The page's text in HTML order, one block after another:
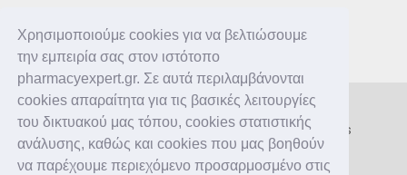
Χρησιμοποιούμε cookies για να βελτιώσουμε
την εμπειρία σας στον ιστότοπο
pharmacyexpert.gr. Σε αυτά περιλαμβάνονται
cookies απαραίτητα για τις βασικές λειτουργίες
του δικτυακού μας τόπου, cookies στατιστικής
ανάλυσης, καθώς και cookies που μας βοηθούν
να παρέχουμε περιεχόμενο προσαρμοσμένο στις
Copyright © 2016-2026 Pharmacy Expert. All rights
reserved.